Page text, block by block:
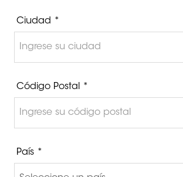
Ciudad *
Código Postal *
País *